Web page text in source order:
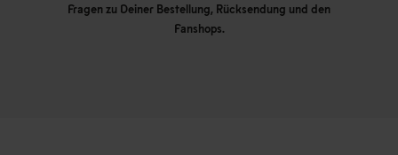
Fragen zu Deiner Bestellung, Rücksendung und den
Fanshops.